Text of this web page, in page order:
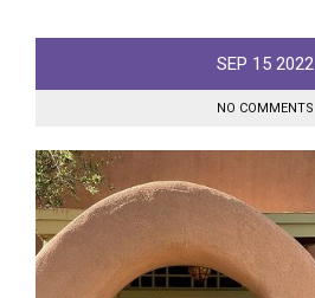
SEP 15 2022
NO COMMENTS